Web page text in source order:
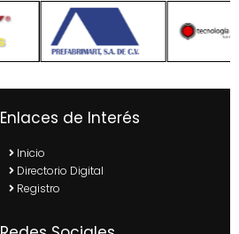
Enlaces de Interés
Inicio
Directorio Digital
Registro